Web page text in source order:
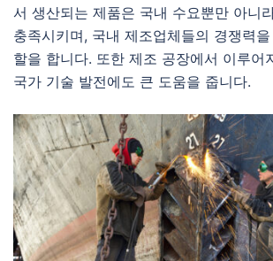
서 생산되는 제품은 국내 수요뿐만 아니
충족시키며, 국내 제조업체들의 경쟁력
할을 합니다. 또한 제조 공장에서 이루어
국가 기술 발전에도 큰 도움을 줍니다.